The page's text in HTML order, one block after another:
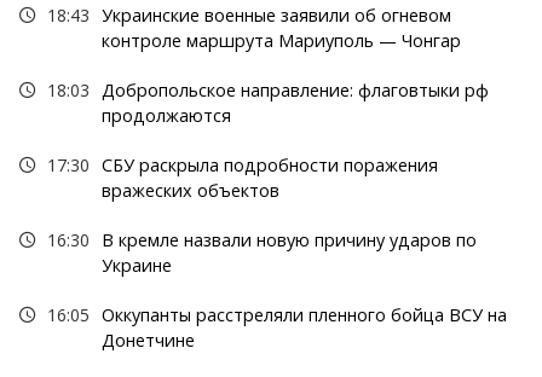
18:43 Украинские военные заявили об огневом
контроле маршрута Мариуполь — Чонгар
18:03 Добропольское направление: флаговтыки рф
продолжаются
17:30 СБУ раскрыла подробности поражения
вражеских объектов
16:30
В кремле назвали новую причину ударов по
Украине
16:05 Оккупанты расстреляли пленного бойца ВСУ на
Донетчине